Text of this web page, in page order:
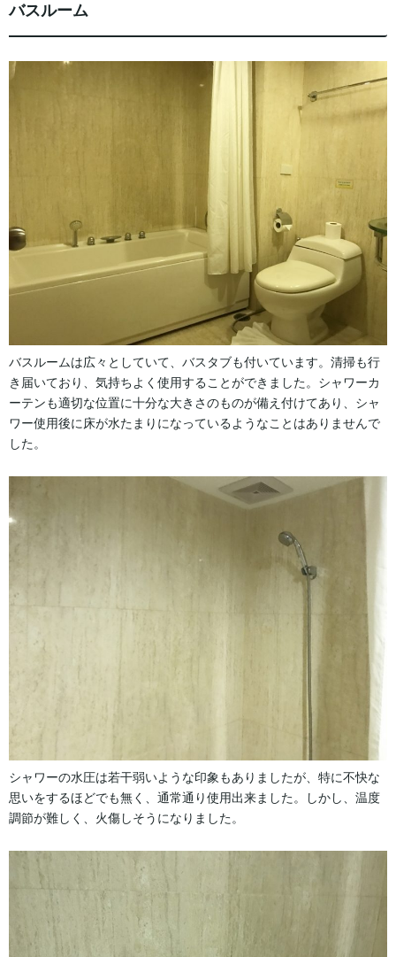
バスルーム
バスルームは広々としていて、バスタブも付いています。清掃も行
き届いており、気持ちよく使用することができました。シャワーカ
ーテンも適切な位置に十分な大きさのものが備え付けてあり、シャ
ワー使用後に床が水たまりになっているようなことはありませんで
した。
シャワーの水圧は若干弱いような印象もありましたが、特に不快な
思いをするほどでも無く、通常通り使用出来ました。しかし、温度
調節が難しく、火傷しそうになりました。